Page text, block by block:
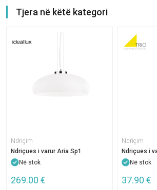
Tjera në këtë kategori
Ndriçim
Ndriçues i varur Aria Sp1
Në stok
269.00 €
Ndriçim
Ndriçues i
Në stok
37.90 €